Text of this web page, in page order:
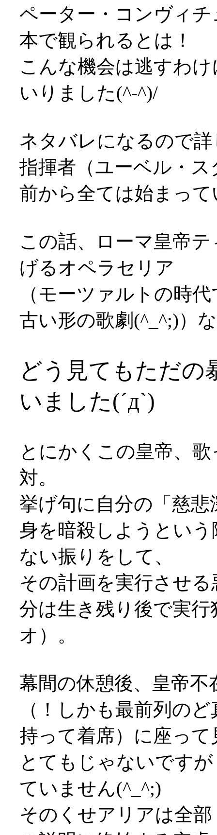
ペーター・コンヴィ
本で観られるとは！
こんな機会は逃すわ
いりました(^-^)/
ネタバレになるので
指揮者（ユーベル・
前から全ては始まっ
この話、ローマ皇帝
げるオペラセリア
（モーツァルトの時
古い形の歌劇(^_^;)）
どう見てもただの
いました(´д`)
とにかくこの皇帝、
対。
挙げ句に自分の「慈
身を暗殺しようとい
ない振りをして、
その計画を実行させ
分は生き残り後で実
オ）。
幕間の休憩後、皇帝
（！しかも最前列の
持って着席）に座っ
とてもじゃないです
ていません(^_^;)
そのくせアリアは全